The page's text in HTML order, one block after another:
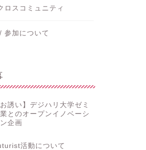
ロスコミュニティ
参加について
お誘い】デジハリ大学ゼミ
とのオープンイノベーシ
企画
活動について